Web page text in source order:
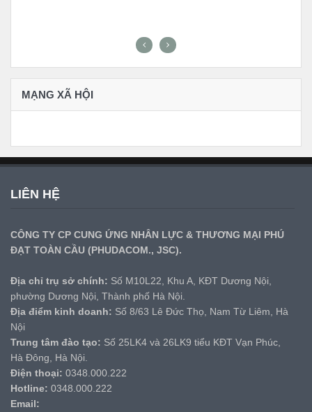
MẠNG XÃ HỘI
LIÊN HỆ
CÔNG TY CP CUNG ỨNG NHÂN LỰC & THƯƠNG MẠI PHÚ
ĐẠT TOÀN CẦU (PHUDACOM., JSC).
Địa chỉ trụ sở chính: Số M10L22, Khu A, KĐT Dương Nội,
phường Dương Nội, Thành phố Hà Nội.
Địa điểm kinh doanh: Số 8/63 Lê Đức Thọ, Nam Từ Liêm, Hà
Nội
Trung tâm đào tạo: Số 25LK4 và 26LK9 tiểu KĐT Vạn Phúc,
Hà Đông, Hà Nội.
Điện thoại: 0348.000.222
Hotline: 0348.000.222
Email: